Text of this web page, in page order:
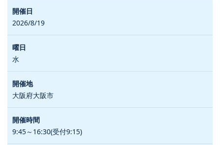
2026/8/19
水
大阪府大阪市
9:45～16:30(受付9:15)